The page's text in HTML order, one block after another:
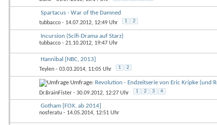
Spartacus - War of the Damned
tubbacco - 14.07.2012, 12:49 Uhr 1 2
Incursion (Scifi-Drama auf Starz)
tubbacco - 21.10.2012, 19:47 Uhr
Hannibal [NBC, 2013]
Teylen - 03.03.2014, 11:05 Uhr 1 2
Umfrage: Revolution - Endzeitserie von Eric Kripke (und
Dr.BrainFister - 30.09.2012, 12:27 Uhr 1 2 3 4
Gotham [FOX, ab 2014]
nosferatu - 14.05.2014, 12:51 Uhr